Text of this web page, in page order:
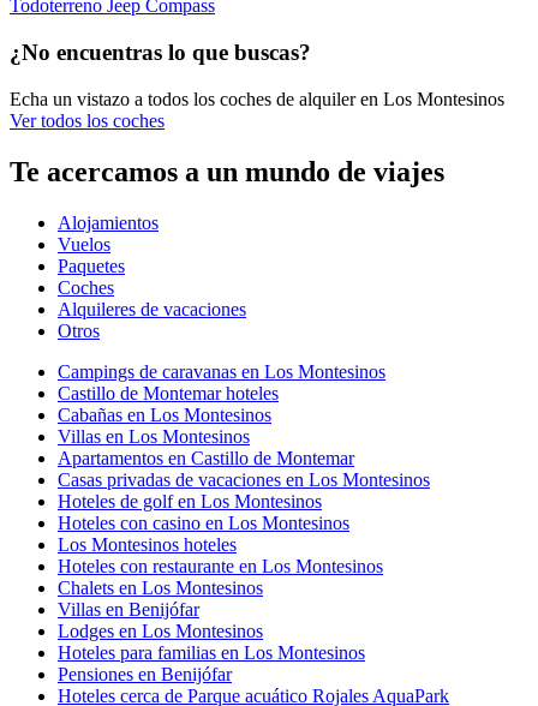
Todoterreno Jeep Compass
¿No encuentras lo que buscas?
Echa un vistazo a todos los coches de alquiler en Los Montesinos
Ver todos los coches
Te acercamos a un mundo de viajes
Alojamientos
Vuelos
Paquetes
Coches
Alquileres de vacaciones
Otros
Campings de caravanas en Los Montesinos
Castillo de Montemar hoteles
Cabañas en Los Montesinos
Villas en Los Montesinos
Apartamentos en Castillo de Montemar
Casas privadas de vacaciones en Los Montesinos
Hoteles de golf en Los Montesinos
Hoteles con casino en Los Montesinos
Los Montesinos hoteles
Hoteles con restaurante en Los Montesinos
Chalets en Los Montesinos
Villas en Benijófar
Lodges en Los Montesinos
Hoteles para familias en Los Montesinos
Pensiones en Benijófar
Hoteles cerca de Parque acuático Rojales AquaPark